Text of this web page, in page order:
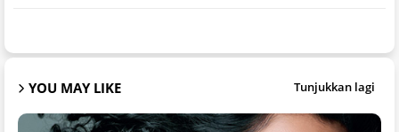
YOU MAY LIKE Tunjukkan lagi